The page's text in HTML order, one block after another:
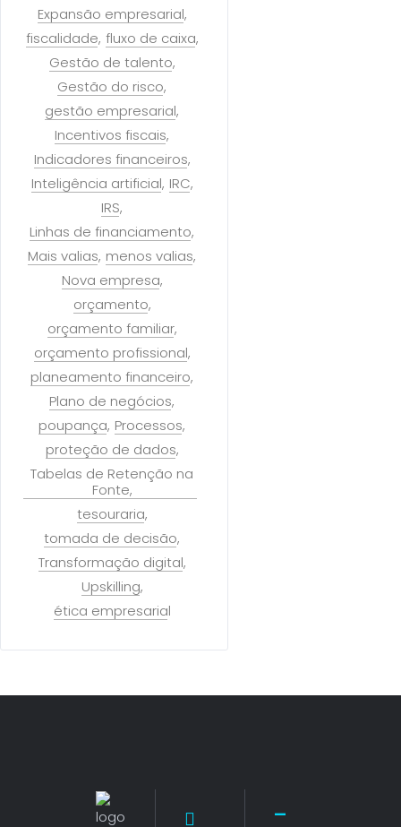
Expansão empresarial
fiscalidade fluxo de caixa
Gestão de talento
Gestão do risco
gestão empresarial
Incentivos fiscais
Indicadores financeiros
Inteligência artificial IRC
IRS
Linhas de financiamento
Mais valias menos valias
Nova empresa
orçamento
orçamento familiar
orçamento profissional
planeamento financeiro
Plano de negócios
poupança Processos
proteção de dados
Tabelas de Retenção na
Fonte
tesouraria
tomada de decisão
Transformação digital
Upskilling
ética empresarial